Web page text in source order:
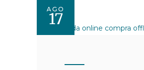
AGO
17